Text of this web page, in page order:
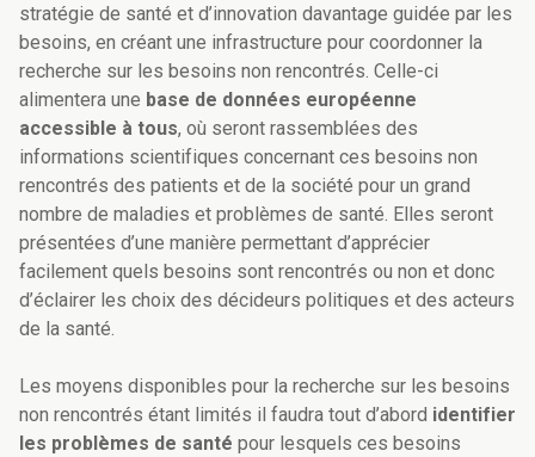
stratégie de santé et d’innovation davantage guidée par les
besoins, en créant une infrastructure pour coordonner la
recherche sur les besoins non rencontrés. Celle-ci
alimentera une base de données européenne
accessible à tous, où seront rassemblées des
informations scientifiques concernant ces besoins non
rencontrés des patients et de la société pour un grand
nombre de maladies et problèmes de santé. Elles seront
présentées d’une manière permettant d’apprécier
facilement quels besoins sont rencontrés ou non et donc
d’éclairer les choix des décideurs politiques et des acteurs
de la santé.
Les moyens disponibles pour la recherche sur les besoins
non rencontrés étant limités il faudra tout d’abord identifier
les problèmes de santé pour lesquels ces besoins